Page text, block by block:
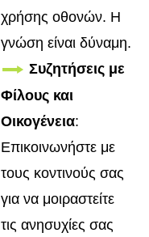
χρήσης οθονών. Η
γνώση είναι δύναμη.
Συζητήσεις με
Φίλους και
Οικογένεια:
Επικοινωνήστε με
τους κοντινούς σας
για να μοιραστείτε
τις ανησυχίες σας